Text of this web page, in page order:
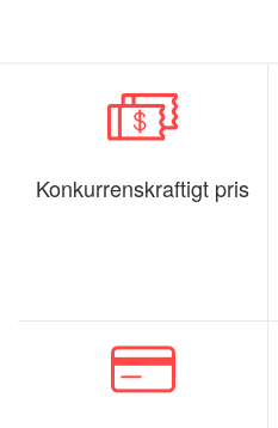
Konkurrenskraftigt pris